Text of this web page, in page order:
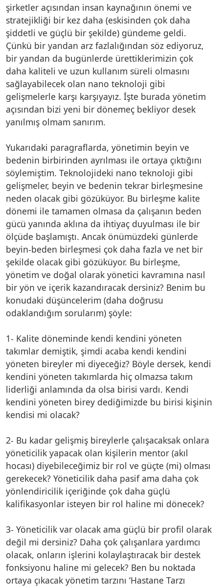
şirketler açısından insan kaynağının önemi ve
stratejikliği bir kez daha (eskisinden çok daha
şiddetli ve güçlü bir şekilde) gündeme geldi.
Çünkü bir yandan arz fazlalığından söz ediyoruz,
bir yandan da bugünlerde ürettiklerimizin çok
daha kaliteli ve uzun kullanım süreli olmasını
sağlayabilecek olan nano teknoloji gibi
gelişmelerle karşı karşıyayız. İşte burada yönetim
açısından bizi yeni bir dönemeç bekliyor desek
yanılmış olmam sanırım.
Yukarıdaki paragraflarda, yönetimin beyin ve
bedenin birbirinden ayrılması ile ortaya çıktığını
söylemiştim. Teknolojideki nano teknoloji gibi
gelişmeler, beyin ve bedenin tekrar birleşmesine
neden olacak gibi gözüküyor. Bu birleşme kalite
dönemi ile tamamen olmasa da çalışanın beden
gücü yanında aklına da ihtiyaç duyulması ile bir
ölçüde başlamıştı. Ancak önümüzdeki günlerde
beyin-beden birleşmesi çok daha fazla ve net bir
şekilde olacak gibi gözüküyor. Bu birleşme,
yönetim ve doğal olarak yönetici kavramına nasıl
bir yön ve içerik kazandıracak dersiniz? Benim bu
konudaki düşüncelerim (daha doğrusu
odaklandığım sorularım) şöyle:
1- Kalite döneminde kendi kendini yöneten
takımlar demiştik, şimdi acaba kendi kendini
yöneten bireyler mi diyeceğiz? Böyle dersek, kendi
kendini yöneten takımlarda hiç olmazsa takım
liderliği anlamında da olsa birisi vardı. Kendi
kendini yöneten birey dediğimizde bu birisi kişinin
kendisi mi olacak?
2- Bu kadar gelişmiş bireylerle çalışacaksak onlara
yöneticilik yapacak olan kişilerin mentor (akıl
hocası) diyebileceğimiz bir rol ve güçte (mi) olması
gerekecek? Yöneticilik daha pasif ama daha çok
yönlendiricilik içeriğinde çok daha güçlü
kalifikasyonlar isteyen bir rol haline mi dönecek?
3- Yöneticilik var olacak ama güçlü bir profil olarak
değil mi dersiniz? Daha çok çalışanlara yardımcı
olacak, onların işlerini kolaylaştıracak bir destek
fonksiyonu haline mi gelecek? Ben bu noktada
ortaya çıkacak yönetim tarzını ‘Hastane Tarzı